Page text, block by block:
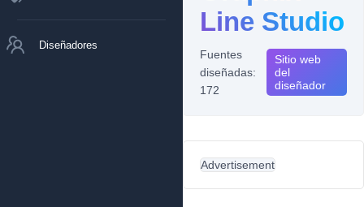
Diseñadores
Line Studio
Fuentes
diseñadas:
172
Sitio web
del
diseñador
Advertisement